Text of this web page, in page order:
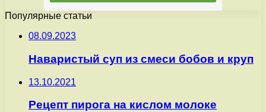
Популярные статьи
08.09.2023
Наваристый суп из смеси бобов и круп
13.10.2021
Рецепт пирога на кислом молоке